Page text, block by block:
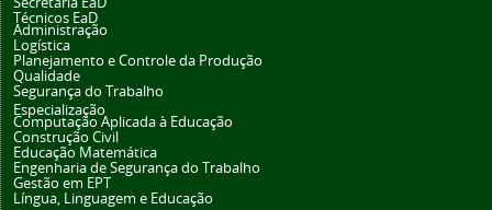
Técnicos EaD
Administração
Logística
Planejamento e Controle da Produção
Qualidade
Segurança do Trabalho
Especialização
Computação Aplicada à Educação
Construção Civil
Educação Matemática
Engenharia de Segurança do Trabalho
Gestão em EPT
Língua, Linguagem e Educação